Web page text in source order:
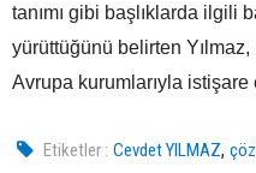
tanımı gibi başlıklarda ilgili
yürüttüğünü belirten
Avrupa kurumlarıyla
Etiketler : Cevdet YILMAZ,